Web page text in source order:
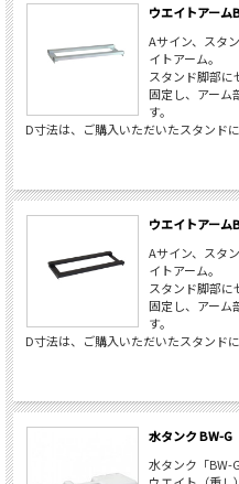
ウエイトアー
Aサイン、スタ
イトアーム。
スタンド脚部
固定し、アーム
す。
D寸法は、ご購入いただいたスタンド
ウエイトアー
Aサイン、スタ
イトアーム。
スタンド脚部
固定し、アーム
す。
D寸法は、ご購入いただいたスタンド
水タンク BW-G
水タンク「BW-